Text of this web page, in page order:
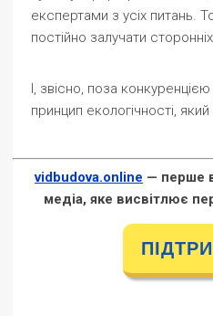
експертами з усіх питань.
постійно залучати
І, звісно, поза
принцип екологічності,
vidbudova.online — перше в
медіа, яке висвітлює